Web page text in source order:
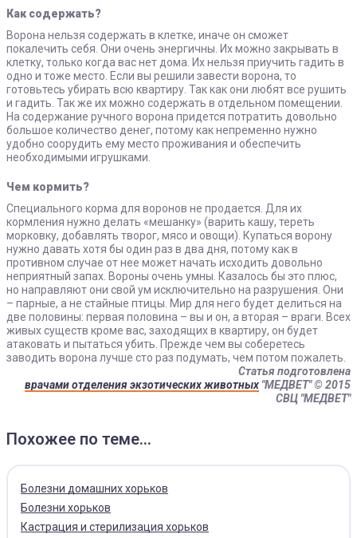
Как содержать?
Ворона нельзя содержать в клетке, иначе он сможет
покалечить себя. Они очень энергичны. Их можно закрывать в
клетку, только когда вас нет дома. Их нельзя приучить гадить в
одно и тоже место. Если вы решили завести ворона, то
готовьтесь убирать всю квартиру. Так как они любят все рушить
и гадить. Так же их можно содержать в отдельном помещении.
На содержание ручного ворона придется потратить довольно
большое количество денег, потому как непременно нужно
удобно соорудить ему место проживания и обеспечить
необходимыми игрушками.
Чем кормить?
Специального корма для воронов не продается. Для их
кормления нужно делать «мешанку» (варить кашу, тереть
морковку, добавлять творог, мясо и овощи). Купаться ворону
нужно давать хотя бы один раз в два дня, потому как в
противном случае от нее может начать исходить довольно
неприятный запах. Вороны очень умны. Казалось бы это плюс,
но направляют они свой ум исключительно на разрушения. Они
– парные, а не стайные птицы. Мир для него будет делиться на
две половины: первая половина – вы и он, а вторая – враги. Всех
живых существ кроме вас, заходящих в квартиру, он будет
атаковать и пытаться убить. Прежде чем вы соберетесь
заводить ворона лучше сто раз подумать, чем потом пожалеть.
Статья подготовлена
врачами отделения экзотических животных "МЕДВЕТ"© 2015
СВЦ "МЕДВЕТ"
Похожее по теме...
Болезни домашних хорьков
Болезни хорьков
Кастрация и стерилизация хорьков